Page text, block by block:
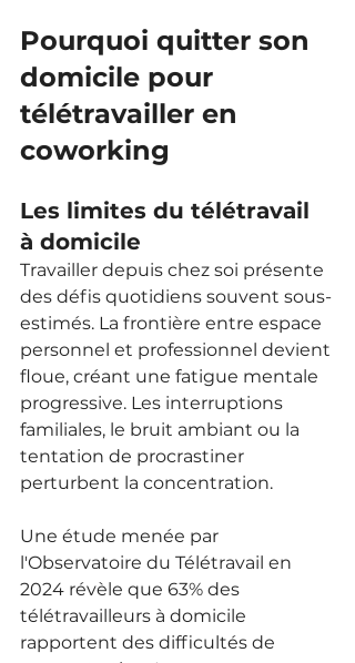
Pourquoi quitter son
domicile pour
télétravailler en
coworking
Les limites du télétravail
à domicile
Travailler depuis chez soi présente
des défis quotidiens souvent sous-
estimés. La frontière entre espace
personnel et professionnel devient
floue, créant une fatigue mentale
progressive. Les interruptions
familiales, le bruit ambiant ou la
tentation de procrastiner
perturbent la concentration.
Une étude menée par
l'Observatoire du Télétravail en
2024 révèle que 63% des
télétravailleurs à domicile
rapportent des difficultés de